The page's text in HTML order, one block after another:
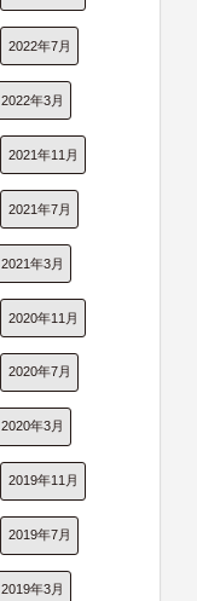
2022年7月
2022年3月
2021年11月
2021年7月
2021年3月
2020年11月
2020年7月
2020年3月
2019年11月
2019年7月
2019年3月